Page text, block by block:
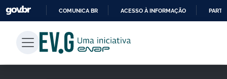
PARA
CONTEÚDO
COMUNICA BR ACESSO À INFORMAÇÃO